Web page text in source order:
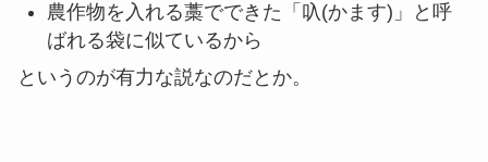
農作物を入れる藁でできた「叺(かます)」と呼
ばれる袋に似ているから
というのが有力な説なのだとか。